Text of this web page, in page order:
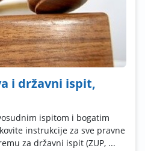
i državni ispit,
ispitom i bogatim
instrukcije za sve pravne
za državni ispit (ZUP, ...